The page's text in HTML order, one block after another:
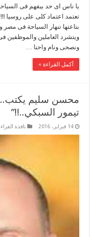
يا ناس اى حد بيفهم فى
تعتمد اعتماد كلى على روسيا !!!
بتاعتها تنهار السياحة فى مصر
ويتشرد العاملين والموظفين
ونصحى ونام واحنا …
أكمل القراءة »
محسن سليم يكتب..
تيمور السبكي..!!”
14 فبراير، 2016 نافذة القراء